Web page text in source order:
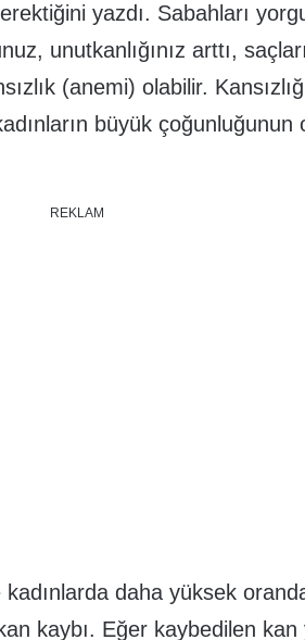
yazdı. Sabahları
unutkanlığınız arttı,
(anemi) olabilir.
büyük
REKLAM
daha yüksek
kaybı. Eğer kaybedilen kan